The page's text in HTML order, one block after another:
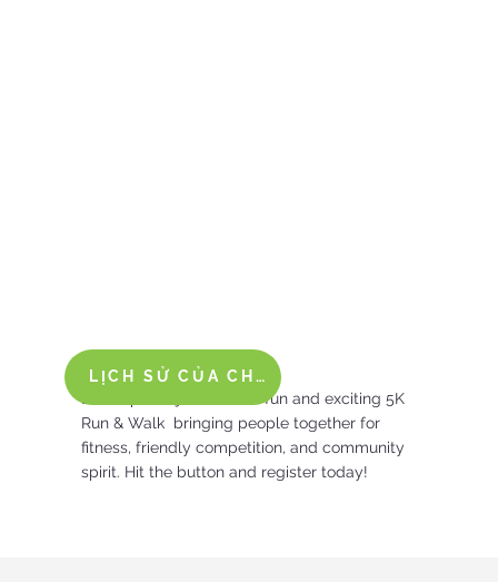
Lace up and join us for a fun and exciting 5K
Run & Walk bringing people together for
fitness, friendly competition, and community
spirit. Hit the button and register today!
LỊCH SỬ CỦA CHÚNG TA